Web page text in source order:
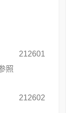
照
212601
212602